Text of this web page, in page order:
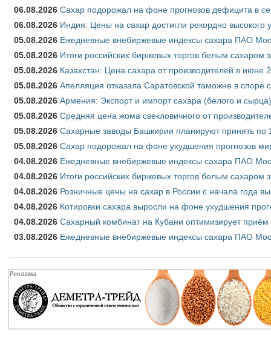
06.08.2026 Сахар подорожал на фоне прогнозов дефицита в
06.08.2026 Индия: Цены на сахар достигли рекордно высокого
05.08.2026 Ежедневные внебиржевые индексы сахара ПАО
05.08.2026 Итоги российских биржевых торгов белым сахаром
05.08.2026 Казахстан: Цена сахара от производителей в июне
05.08.2026 Апелляция отказала Саратовской таможне в
05.08.2026 Армения: Экспорт и импорт сахара (белого и
05.08.2026 Средняя цена жома свекловичного от
05.08.2026 Сахарные заводы Башкирии планируют принять по
05.08.2026 Сахар подорожал на фоне ухудшения прогнозов
04.08.2026 Ежедневные внебиржевые индексы сахара ПАО
04.08.2026 Итоги российских биржевых торгов белым сахаром
04.08.2026 Розничные цены на сахар в России с начала года
04.08.2026 Котировки сахара выросли на фоне ухудшения
04.08.2026 Сахарный комбинат на Кубани оптимизирует приём
03.08.2026 Ежедневные внебиржевые индексы сахара ПАО